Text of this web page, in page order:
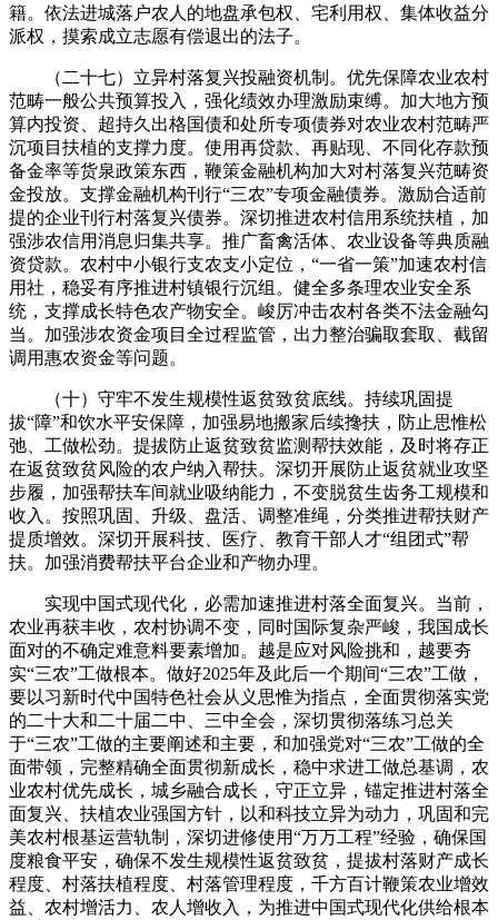
籍。依法进城落户农人的地盘承包权、宅利用权、集体收益分
派权，摸索成立志愿有偿退出的法子。
（二十七）立异村落复兴投融资机制。优先保障农业农村
范畴一般公共预算投入，强化绩效办理激励束缚。加大地方预
算内投资、超持久出格国债和处所专项债券对农业农村范畴严
沉项目扶植的支撑力度。使用再贷款、再贴现、不同化存款预
备金率等货泉政策东西，鞭策金融机构加大对村落复兴范畴资
金投放。支撑金融机构刊行“三农”专项金融债券。激励合适前
提的企业刊行村落复兴债券。深切推进农村信用系统扶植，加
强涉农信用消息归集共享。推广畜禽活体、农业设备等典质融
资贷款。农村中小银行支农支小定位，“一省一策”加速农村信
用社，稳妥有序推进村镇银行沉组。健全多条理农业安全系
统，支撑成长特色农产物安全。峻厉冲击农村各类不法金融勾
当。加强涉农资金项目全过程监管，出力整治骗取套取、截留
调用惠农资金等问题。
（十）守牢不发生规模性返贫致贫底线。持续巩固提
拔“障”和饮水平安保障，加强易地搬家后续搀扶，防止思惟松
弛、工做松劲。提拔防止返贫致贫监测帮扶效能，及时将存正
在返贫致贫风险的农户纳入帮扶。深切开展防止返贫就业攻坚
步履，加强帮扶车间就业吸纳能力，不变脱贫生齿务工规模和
收入。按照巩固、升级、盘活、调整准绳，分类推进帮扶财产
提质增效。深切开展科技、医疗、教育干部人才“组团式”帮
扶。加强消费帮扶平台企业和产物办理。
实现中国式现代化，必需加速推进村落全面复兴。当前，
农业再获丰收，农村协调不变，同时国际复杂严峻，我国成长
面对的不确定难意料要素增加。越是应对风险挑和，越要夯
实“三农”工做根本。做好2025年及此后一个期间“三农”工做，
要以习新时代中国特色社会从义思惟为指点，全面贯彻落实党
的二十大和二十届二中、三中全会，深切贯彻落练习总关
于“三农”工做的主要阐述和主要，和加强党对“三农”工做的全
面带领，完整精确全面贯彻新成长，稳中求进工做总基调，农
业农村优先成长，城乡融合成长，守正立异，锚定推进村落全
面复兴、扶植农业强国方针，以和科技立异为动力，巩固和完
美农村根基运营轨制，深切进修使用“万万工程”经验，确保国
度粮食平安，确保不发生规模性返贫致贫，提拔村落财产成长
程度、村落扶植程度、村落管理程度，千方百计鞭策农业增效
益、农村增活力、农人增收入，为推进中国式现代化供给根本